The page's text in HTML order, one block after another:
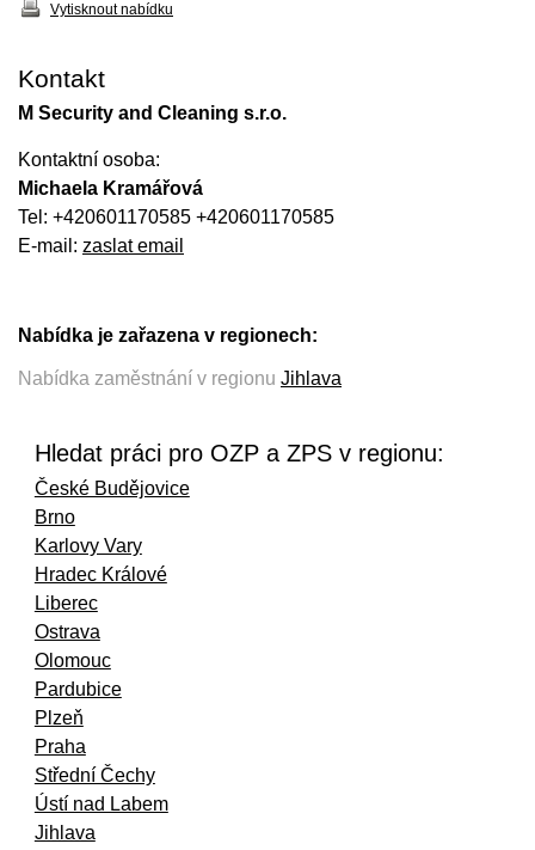
Vytisknout nabídku
Kontakt
M Security and Cleaning s.r.o.
Kontaktní osoba:
Michaela Kramářová
Tel: +420601170585 +420601170585
E-mail: zaslat email
Nabídka je zařazena v regionech:
Nabídka zaměstnání v regionu Jihlava
Hledat práci pro OZP a ZPS v regionu:
České Budějovice
Brno
Karlovy Vary
Hradec Králové
Liberec
Ostrava
Olomouc
Pardubice
Plzeň
Praha
Střední Čechy
Ústí nad Labem
Jihlava